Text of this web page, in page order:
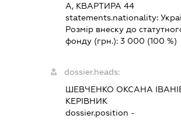
А, КВАРТИРА 44
statements.nationality:
Розмір внеску до
фонду (грн.): 3 000 (100 %)
dossier.heads:
ШЕВЧЕНКО ОКСАНА
КЕРІВНИК
dossier.position -